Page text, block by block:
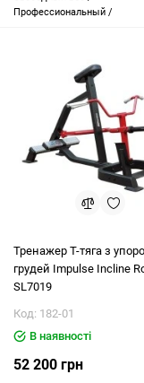
Профессиональный /
Тренажер Т-тяга з
грудей Impulse Incline
SL7019
Код: 182-01
В наявності
52 200 грн